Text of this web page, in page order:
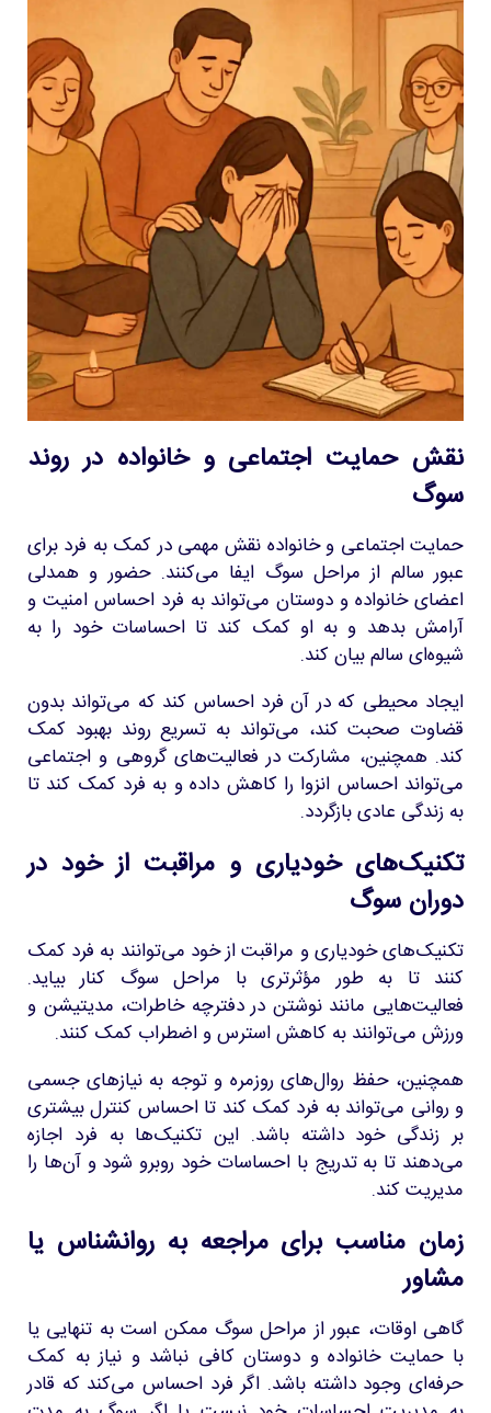
نقش حمایت اجتماعی و خانواده در روند
سوگ
حمایت اجتماعی و خانواده نقش مهمی در کمک به فرد برای
عبور سالم از مراحل سوگ ایفا می‌کنند. حضور و همدلی
اعضای خانواده و دوستان می‌تواند به فرد احساس امنیت و
آرامش بدهد و به او کمک کند تا احساسات خود را به
شیوه‌ای سالم بیان کند.
ایجاد محیطی که در آن فرد احساس کند که می‌تواند بدون
قضاوت صحبت کند، می‌تواند به تسریع روند بهبود کمک
کند. همچنین، مشارکت در فعالیت‌های گروهی و اجتماعی
می‌تواند احساس انزوا را کاهش داده و به فرد کمک کند تا
به زندگی عادی بازگردد.
تکنیک‌های خودیاری و مراقبت از خود در
دوران سوگ
تکنیک‌های خودیاری و مراقبت از خود می‌توانند به فرد کمک
کنند تا به طور مؤثرتری با مراحل سوگ کنار بیاید.
فعالیت‌هایی مانند نوشتن در دفترچه خاطرات، مدیتیشن و
ورزش می‌توانند به کاهش استرس و اضطراب کمک کنند.
همچنین، حفظ روال‌های روزمره و توجه به نیازهای جسمی
و روانی می‌تواند به فرد کمک کند تا احساس کنترل بیشتری
بر زندگی خود داشته باشد. این تکنیک‌ها به فرد اجازه
می‌دهند تا به تدریج با احساسات خود روبرو شود و آن‌ها را
مدیریت کند.
زمان مناسب برای مراجعه به روانشناس یا
مشاور
گاهی اوقات، عبور از مراحل سوگ ممکن است به تنهایی یا
با حمایت خانواده و دوستان کافی نباشد و نیاز به کمک
حرفه‌ای وجود داشته باشد. اگر فرد احساس می‌کند که قادر